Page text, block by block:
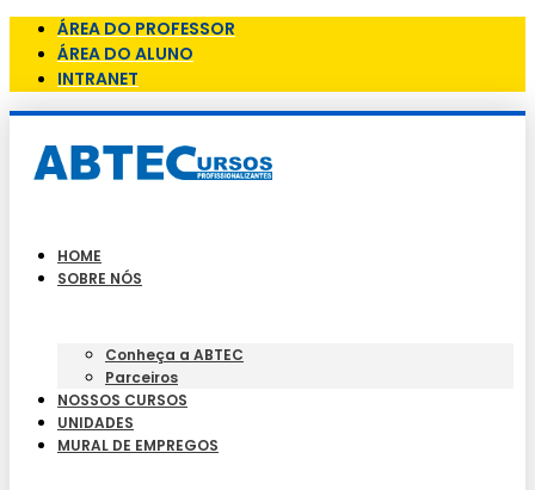
ÁREA DO PROFESSOR
ÁREA DO ALUNO
INTRANET
HOME
SOBRE NÓS
Conheça a ABTEC
Parceiros
NOSSOS CURSOS
UNIDADES
MURAL DE EMPREGOS